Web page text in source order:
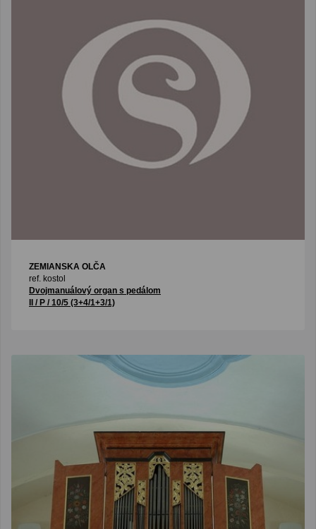
ZEMIANSKA OLČA
ref. kostol
Dvojmanuálový organ s pedálom
II / P / 10/5 (3+4/1+3/1)